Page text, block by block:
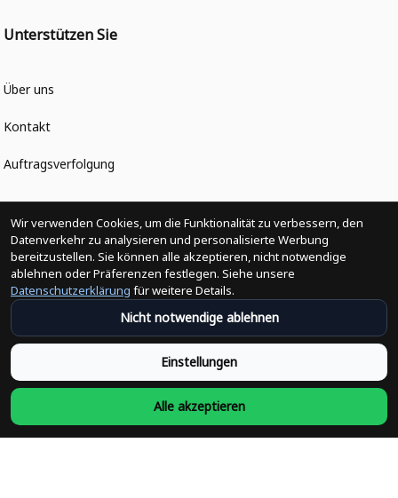
Unterstützen Sie
Über uns
Kontakt
Auftragsverfolgung
Politiken
Änderungen der Bestellung
Versandpolitik
Rückerstattungsrichtlinie
Rückgabepolitik
Wir verwenden Cookies, um die Funktionalität zu verbessern, den
Datenverkehr zu analysieren und personalisierte Werbung
bereitzustellen. Sie können alle akzeptieren, nicht notwendige
ablehnen oder Präferenzen festlegen. Siehe unsere
Datenschutzerklärung für weitere Details.
Nicht notwendige ablehnen
Einstellungen
Alle akzeptieren